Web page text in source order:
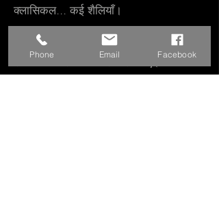
क्लासिकल... कई शैलियाँ।
आपकी सेवा में
आइए एक साथ आपके
संगीत को परिभाषित करें और बनाएं।
Phone Email Facebook